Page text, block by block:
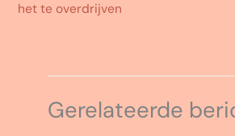
het te overdrijven
Gerelateerde